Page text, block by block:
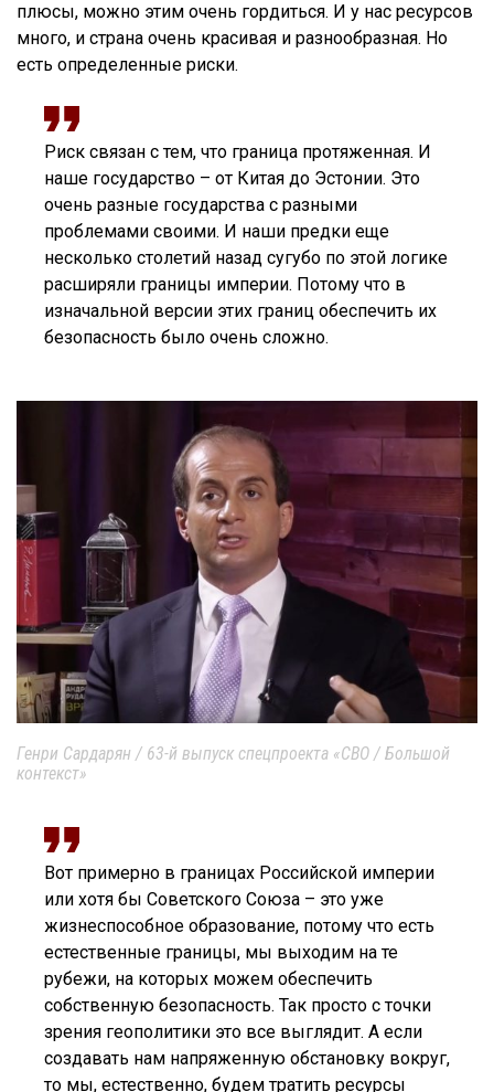
плюсы, можно этим очень гордиться. И у нас ресурсов
много, и страна очень красивая и разнообразная. Но
есть определенные риски.
Риск связан с тем, что граница протяженная. И
наше государство – от Китая до Эстонии. Это
очень разные государства с разными
проблемами своими. И наши предки еще
несколько столетий назад сугубо по этой логике
расширяли границы империи. Потому что в
изначальной версии этих границ обеспечить их
безопасность было очень сложно.
Генри Сардарян / 63-й выпуск спецпроекта «СВО / Большой
контекст»
Вот примерно в границах Российской империи
или хотя бы Советского Союза – это уже
жизнеспособное образование, потому что есть
естественные границы, мы выходим на те
рубежи, на которых можем обеспечить
собственную безопасность. Так просто с точки
зрения геополитики это все выглядит. А если
создавать нам напряженную обстановку вокруг,
то мы, естественно, будем тратить ресурсы